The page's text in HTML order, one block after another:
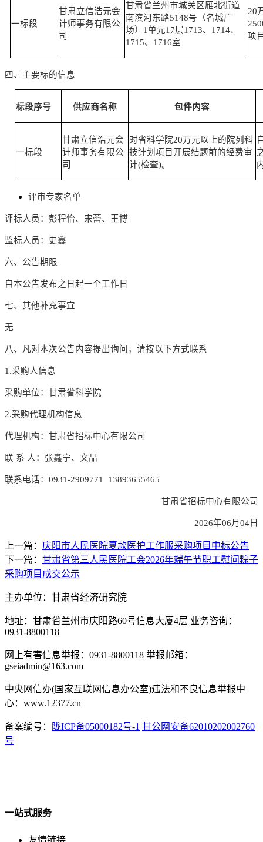
一标段
甘肃立信浩元会
计师事务有限公
司
甘肃省兰州市城关区雁北街道
南滨河东路5148号（名城广
场）1单元17层1713、1714、
1715、1716室
20
项
四、 主要标的信息
标段序号 供应商名称 包件内容
一标段
甘肃立信浩元会
计师事务有限公
司
对省科学院20万元以上的院列科
技计划项目开展结题前的经费审
计(检查)。
评审专家名单
评标人员：彭程怡、 宋蕾、王博
监标人员：史鑫
六、公告期限
自本公告发布之日起一个工作日
七、其他补充事宜
无
八、凡对本次公告内容提出询问，请按以下方式联系
1.采购人信息
采购单位：甘肃省科学院
2.采购代理机构信息
代理机构：甘肃省招标中心有限公司
联 系 人： 张鑫宁、文晶
联系电话： 0931-2909771 13893655465
甘肃省招标中心有限公司
2026年06月04日
上一篇： 庆阳市人民医院夏款医护工作服采购项目中标公告
下一篇： 甘肃省第三人民医院工会2026年端午节职工慰问粽子
采购项目成交公示
主办单位：甘肃省经济研究院
地址：甘肃省兰州市庆阳路60号信息大厦4层 业务咨询：
0931-8800118
网上有害信息举报：0931-8800118 举报邮箱：
gseiadmin@163.com
中央网信办(国家互联网信息办公室)违法和不良信息举报中
心：www.12377.cn
备案编号： 陇ICP备05000182号-1 甘公网安备62010202002760
号
一站式服务
友情链接